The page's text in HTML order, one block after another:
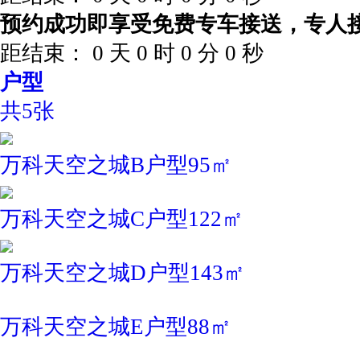
预约成功即享受免费专车接送，专人
距结束：
0 天 0 时 0 分 0 秒
户型
共5张
万科天空之城B户型95㎡
万科天空之城C户型122㎡
万科天空之城D户型143㎡
万科天空之城E户型88㎡